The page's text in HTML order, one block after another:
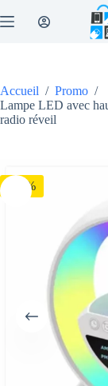
au
Accueil / Promo /
Lampe LED avec
radio réveil
-26%